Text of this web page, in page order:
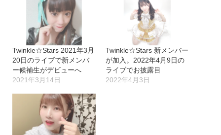
中…
Twinkle☆Stars 2021年3月
20日のライブで新メンバ
ー候補生がデビューへ
2021年3月14日
Twinkle☆Stars 新メンバー
が加入。2022年4月9日の
ライブでお披露目
2022年4月3日